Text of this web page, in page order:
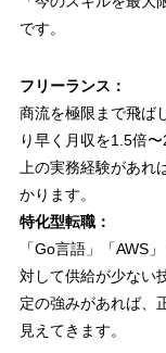
です。
フリーランス：
商流を極限まで飛ば
り早く月収を1.5倍
上の実務経験があ
かります。
特化型転職：
「Go言語」「AWS
対して供給が少ない
定の強みがあれば、
見えてきます。